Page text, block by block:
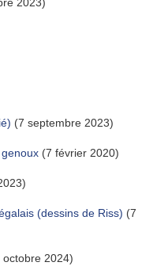
(7 septembre 2023)
(7 février 2020)
(dessins de Riss) (7
octobre 2024)